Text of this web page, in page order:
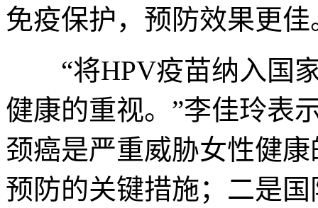
免疫保护，预防效果更佳
“将HPV疫苗纳入国家
健康的重视。”李佳玲表
颈癌是严重威胁女性健
预防的关键措施；二是